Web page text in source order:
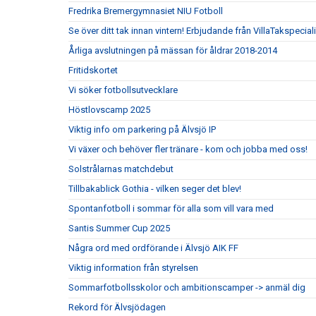
Fredrika Bremergymnasiet NIU Fotboll
Se över ditt tak innan vintern! Erbjudande från
Årliga avslutningen på mässan för åldrar 2018-2014
Fritidskortet
Vi söker fotbollsutvecklare
Höstlovscamp 2025
Viktig info om parkering på Älvsjö IP
Vi växer och behöver fler tränare - kom och jobba med oss!
Solstrålarnas matchdebut
Tillbakablick Gothia - vilken seger det blev!
Spontanfotboll i sommar för alla som vill vara med
Santis Summer Cup 2025
Några ord med ordförande i Älvsjö AIK FF
Viktig information från styrelsen
Sommarfotbollsskolor och ambitionscamper -> anmäl dig
Rekord för Älvsjödagen